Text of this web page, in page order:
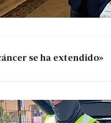
se ha extendido»